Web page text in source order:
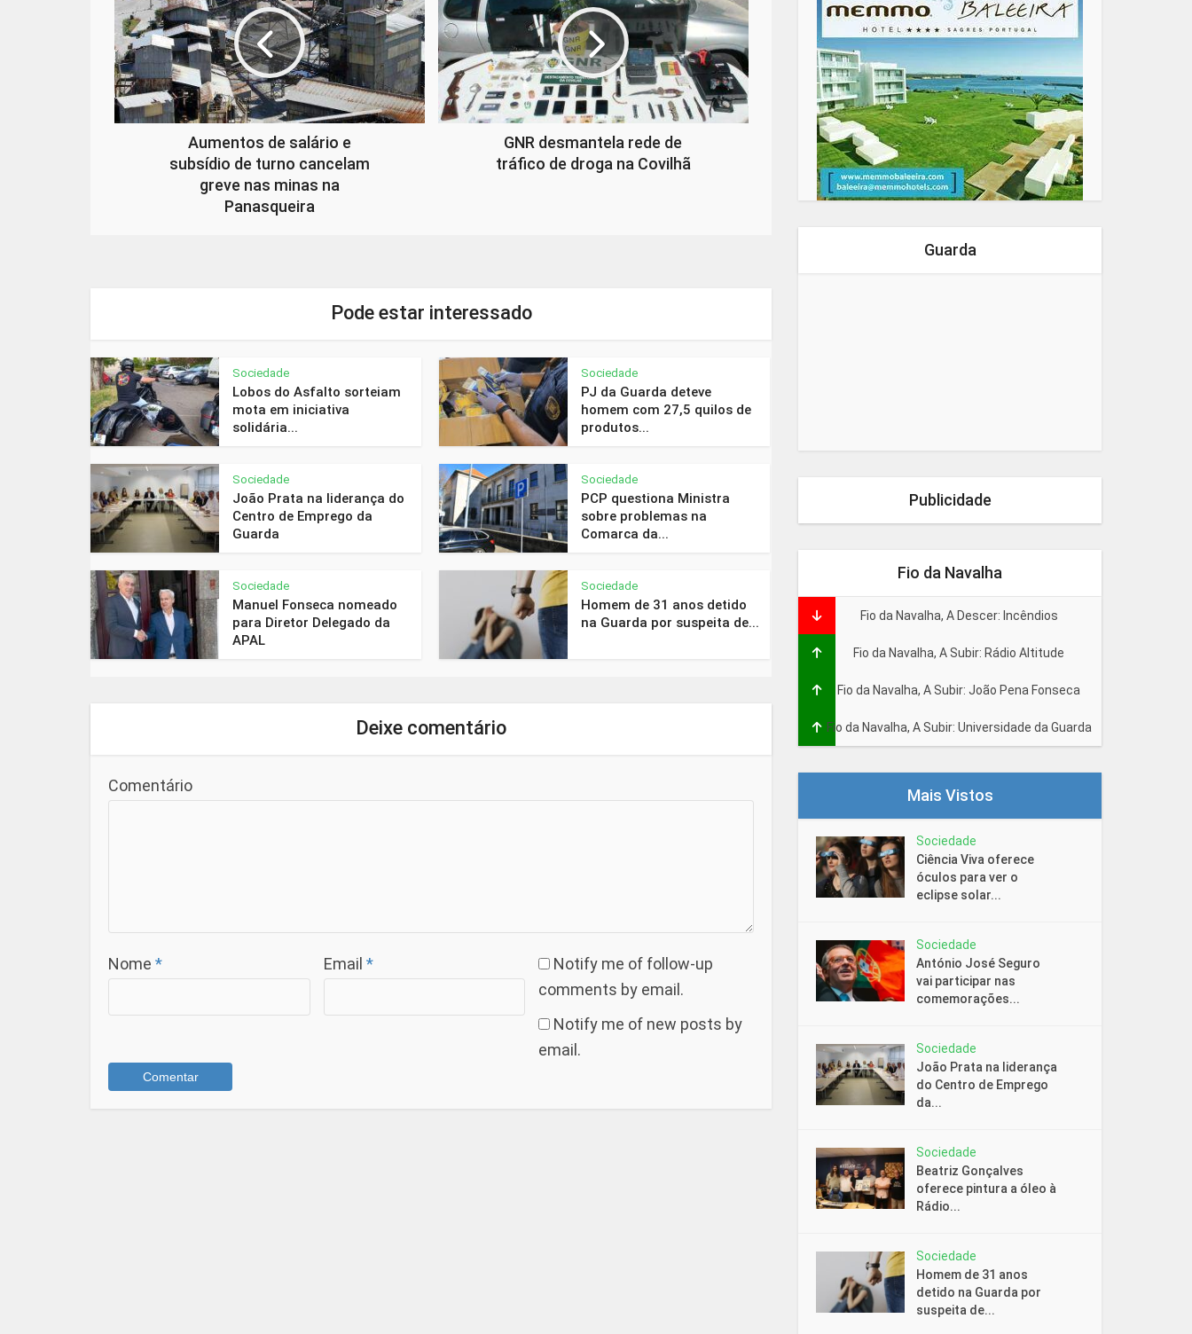
Aumentos de salário e
subsídio de turno cancelam
greve nas minas na
Panasqueira
GNR desmantela rede de
tráfico de droga na Covilhã
Pode estar interessado
Sociedade
Lobos do Asfalto sorteiam
mota em iniciativa
solidária...
Sociedade
PJ da Guarda deteve
homem com 27,5 quilos de
produtos...
Sociedade
João Prata na liderança do
Centro de Emprego da
Guarda
Sociedade
PCP questiona Ministra
sobre problemas na
Comarca da...
Sociedade
Manuel Fonseca nomeado
para Diretor Delegado da
APAL
Sociedade
Homem de 31 anos detido
na Guarda por suspeita de...
Deixe comentário
Comentário
Nome * Email *
Notify me of follow-up
comments by email.
Notify me of new posts by
email.
Guarda
Publicidade
Fio da Navalha
Fio da Navalha, A Descer: Incêndios
Fio da Navalha, A Subir: Rádio Altitude
Fio da Navalha, A Subir: João Pena Fonseca
Fio da Navalha, A Subir: Universidade da Guarda
Mais Vistos
Sociedade
Ciência Viva oferece
óculos para ver o
eclipse solar...
Sociedade
António José Seguro
vai participar nas
comemorações...
Sociedade
João Prata na liderança
do Centro de Emprego
da...
Sociedade
Beatriz Gonçalves
oferece pintura a óleo à
Rádio...
Sociedade
Homem de 31 anos
detido na Guarda por
suspeita de...